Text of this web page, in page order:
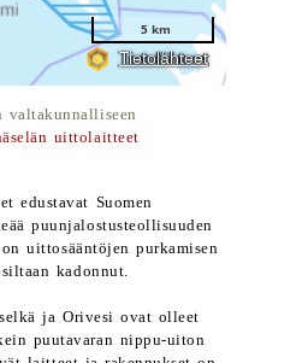
valtakunnalliseen
uittolaitteet
edustavat Suomen
puunjalostusteollisuuden
uittosääntöjen purkamisen
kadonnut.
ja Orivesi ovat olleet
puutavaran nippu-uiton